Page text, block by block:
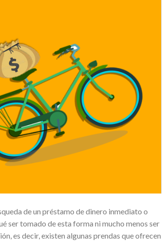
de un préstamo de dinero inmediato o
ser tomado de esta forma ni mucho menos ser
es decir, existen algunas prendas que ofrecen